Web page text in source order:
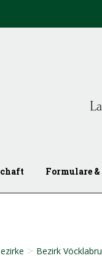
Formulare
> Bezirk